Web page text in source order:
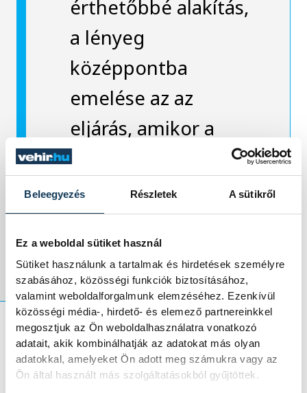
Beleegyezés Részletek A sütikről
Ez a weboldal sütiket használ
Sütiket használunk a tartalmak és hirdetések személyre
szabásához, közösségi funkciók biztosításához,
valamint weboldalforgalmunk elemzéséhez. Ezenkívül
közösségi média-, hirdető- és elemező partnereinkkel
megosztjuk az Ön weboldalhasználatra vonatkozó
adatait, akik kombinálhatják az adatokat más olyan
adatokkal, amelyeket Ön adott meg számukra vagy az
Ön által használt más szolgáltatásokból gyűjtöttek.
érthetőbbé alakítás,
a lényeg
középpontba
emelése az az
eljárás, amikor a
beszélt szöveget
átlátható, világos,
írott szöveggé
építjük.
András Ferenckérdésére, hogy kereshetik-
e a fiatal és fejlődni vágyó írópalánták a